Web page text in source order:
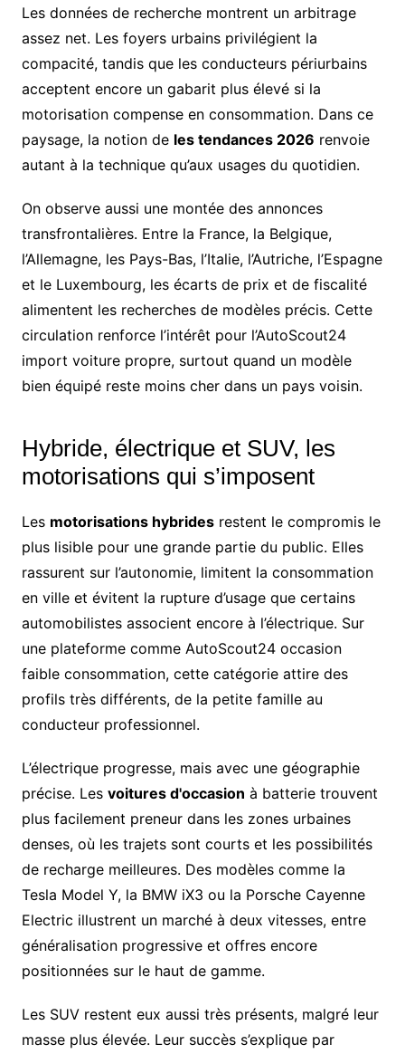
Les données de recherche montrent un arbitrage
assez net. Les foyers urbains privilégient la
compacité, tandis que les conducteurs périurbains
acceptent encore un gabarit plus élevé si la
motorisation compense en consommation. Dans ce
paysage, la notion de les tendances 2026 renvoie
autant à la technique qu’aux usages du quotidien.
On observe aussi une montée des annonces
transfrontalières. Entre la France, la Belgique,
l’Allemagne, les Pays-Bas, l’Italie, l’Autriche, l’Espagne
et le Luxembourg, les écarts de prix et de fiscalité
alimentent les recherches de modèles précis. Cette
circulation renforce l’intérêt pour l’AutoScout24
import voiture propre, surtout quand un modèle
bien équipé reste moins cher dans un pays voisin.
Hybride, électrique et SUV, les
motorisations qui s’imposent
Les motorisations hybridesrestent le compromis le
plus lisible pour une grande partie du public. Elles
rassurent sur l’autonomie, limitent la consommation
en ville et évitent la rupture d’usage que certains
automobilistes associent encore à l’électrique. Sur
une plateforme comme AutoScout24 occasion
faible consommation, cette catégorie attire des
profils très différents, de la petite famille au
conducteur professionnel.
L’électrique progresse, mais avec une géographie
précise. Les voitures d'occasion à batterie trouvent
plus facilement preneur dans les zones urbaines
denses, où les trajets sont courts et les possibilités
de recharge meilleures. Des modèles comme la
Tesla Model Y, la BMW iX3 ou la Porsche Cayenne
Electric illustrent un marché à deux vitesses, entre
généralisation progressive et offres encore
positionnées sur le haut de gamme.
Les SUV restent eux aussi très présents, malgré leur
masse plus élevée. Leur succès s’explique par